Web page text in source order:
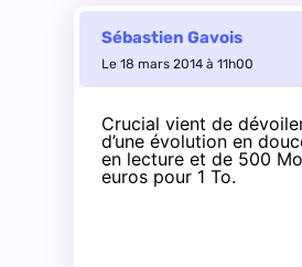
Sébastien Gavois
Le 18 mars 2014 à 11h00
Crucial vient de
d’une évolution en
en lecture et de 500
euros pour 1 To.